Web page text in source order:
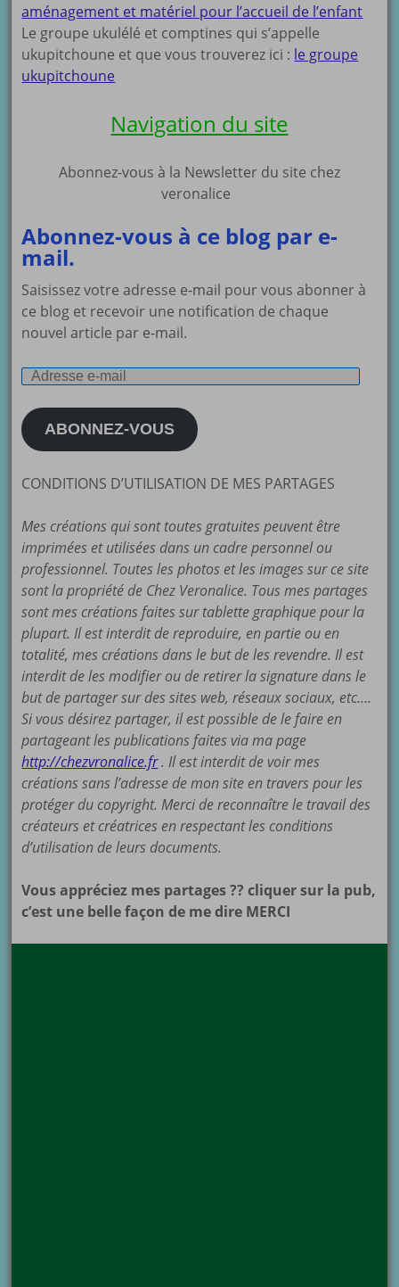
aménagement et matériel pour l’accueil de l’enfant
Le groupe ukulélé et comptines qui s’appelle
ukupitchoune et que vous trouverez ici : le groupe
ukupitchoune
Navigation du site
Abonnez-vous à la Newsletter du site chez
veronalice
Abonnez-vous à ce blog par e-
mail.
Saisissez votre adresse e-mail pour vous abonner à
ce blog et recevoir une notification de chaque
nouvel article par e-mail.
Adresse
mail
ABONNEZ-VOUS
CONDITIONS D’UTILISATION DE MES PARTAGES
Mes créations qui sont toutes gratuites peuvent être
imprimées et utilisées dans un cadre personnel ou
professionnel. Toutes les photos et les images sur ce site
sont la propriété de Chez Veronalice. Tous mes partages
sont mes créations faites sur tablette graphique pour la
plupart. Il est interdit de reproduire, en partie ou en
totalité, mes créations dans le but de les revendre. Il est
interdit de les modifier ou de retirer la signature dans le
but de partager sur des sites web, réseaux sociaux, etc….
Si vous désirez partager, il est possible de le faire en
partageant les publications faites via ma page
http://chezvronalice.fr. Il est interdit de voir mes
créations sans l’adresse de mon site en travers pour les
protéger du copyright. Merci de reconnaître le travail des
créateurs et créatrices en respectant les conditions
d’utilisation de leurs documents.
Vous appréciez mes partages ?? cliquer sur la pub,
c’est une belle façon de me dire MERCI